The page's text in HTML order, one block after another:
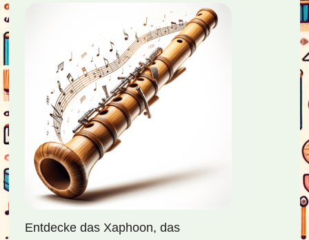
Entdecke das Xaphoon, das